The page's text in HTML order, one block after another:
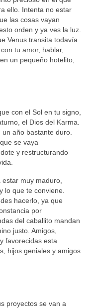
ello. Intenta no estar
las cosas vayan
orden y ya ves la luz.
Venus transita todavía
tu amor, hablar,
un pequeño hotelito,
con el Sol en tu signo,
el Dios del Karma.
año bastante duro.
se vaya
y restructurando
estar muy maduro,
lo que te conviene.
hacerlo, ya que
por
del caballito mandan
justo. Amigos,
favorecidas esta
hijos geniales y amigos
proyectos se van a